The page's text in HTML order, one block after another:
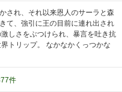
され、それ以来恩人のサーラと森
て、強引に王の目前に連れ出され
しさをぶつけられ、暴言を吐き抗
トリップ。 なかなかくっつかな
件